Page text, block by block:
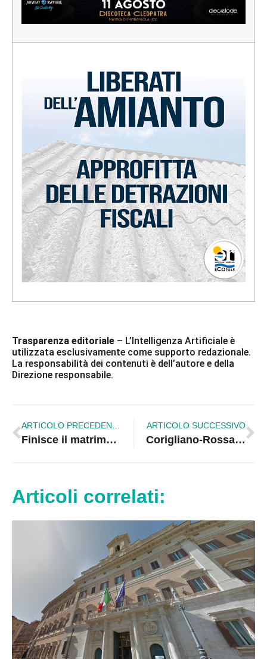
Trasparenza editoriale – L’Intelligenza Artificiale è
utilizzata esclusivamente come supporto redazionale.
La responsabilità dei contenuti è dell’autore e della
Direzione responsabile.
Finisce il matrimonio e il Tribunale dispone l’affidamento esclusivo del figlio al padre
ARTICOLO SUCCESSIVO
Corigliano-Rossano: parere “con riserva” sul collettore del nuovo ospedale, preoccupazioni su depurazione e sostenibilità
Articoli correlati: